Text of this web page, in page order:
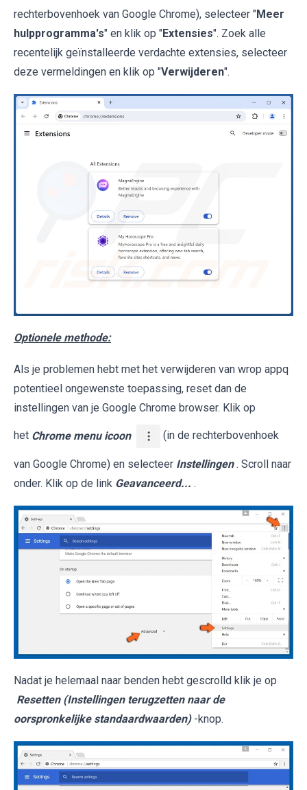
rechterbovenhoek van Google Chrome), selecteer "Meer
hulpprogramma's" en klik op "Extensies". Zoek alle
recentelijk geïnstalleerde verdachte extensies, selecteer
deze vermeldingen en klik op "Verwijderen".
Optionele methode:
Als je problemen hebt met het verwijderen van wrop appq
potentieel ongewenste toepassing, reset dan de
instellingen van je Google Chrome browser. Klik op
het Chrome menu icoon (in de rechterbovenhoek
van Google Chrome) en selecteer Instellingen . Scroll naar
onder. Klik op de link Geavanceerd... .
Nadat je helemaal naar benden hebt gescrolld klik je op
Resetten (Instellingen terugzetten naar de
oorspronkelijke standaardwaarden) -knop.